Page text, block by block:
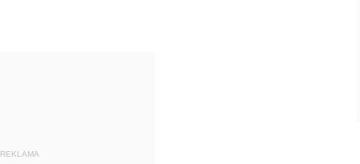
REKLAMA